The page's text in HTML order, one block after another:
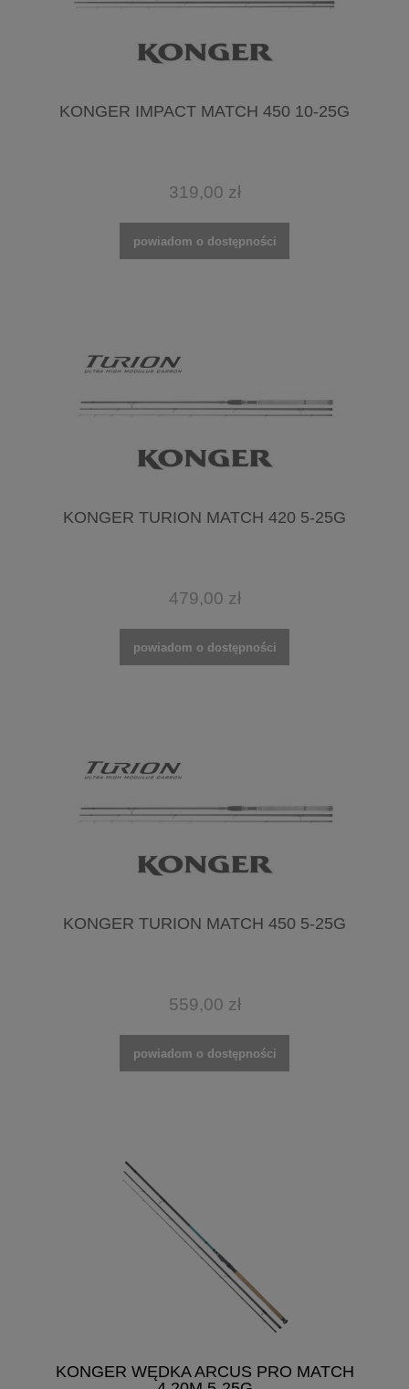
KONGER IMPACT MATCH 450 10-25G
319,00 zł
powiadom o dostępności
KONGER TURION MATCH 420 5-25G
479,00 zł
powiadom o dostępności
KONGER TURION MATCH 450 5-25G
559,00 zł
powiadom o dostępności
KONGER WĘDKA ARCUS PRO MATCH